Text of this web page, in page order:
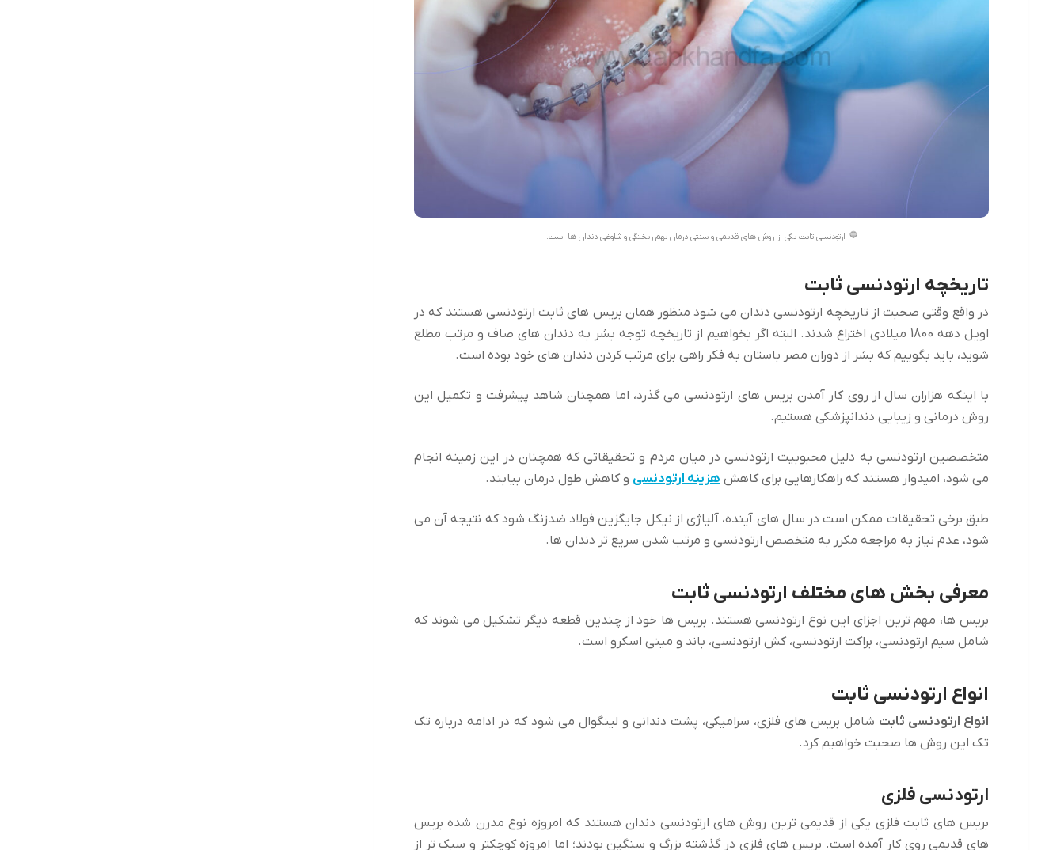
ارتودنسی ثابت یکی از روش های قدیمی و سنتی درمان بهم ریختگی و شلوغی دندان ها است.
تاریخچه ارتودنسی ثابت
در واقع وقتی صحبت از تاریخچه ارتودنسی دندان می شود منظور همان بریس های ثابت ارتودنسی هستند که در
اویل دهه 1800 میلادی اختراع شدند. البته اگر بخواهیم از تاریخچه توجه بشر به دندان های صاف و مرتب مطلع
شوید، باید بگوییم که بشر از دوران مصر باستان به فکر راهی برای مرتب کردن دندان های خود بوده است.
با اینکه هزاران سال از روی کار آمدن بریس های ارتودنسی می گذرد، اما همچنان شاهد پیشرفت و تکمیل این
روش درمانی و زیبایی دندانپزشکی هستیم.
متخصصین ارتودنسی به دلیل محبوبیت ارتودنسی در میان مردم و تحقیقاتی که همچنان در این زمینه انجام
می شود، امیدوار هستند که راهکارهایی برای کاهش هزینه ارتودنسی و کاهش طول درمان بیابند.
طبق برخی تحقیقات ممکن است در سال های آینده، آلیاژی از نیکل جایگزین فولاد ضدزنگ شود که نتیجه آن می
شود، عدم نیاز به مراجعه مکرر به متخصص ارتودنسی و مرتب شدن سریع تر دندان ها.
معرفی بخش های مختلف ارتودنسی ثابت
بریس ها، مهم ترین اجزای این نوع ارتودنسی هستند. بریس ها خود از چندین قطعه دیگر تشکیل می شوند که
شامل سیم ارتودنسی، براکت ارتودنسی، کش ارتودنسی، باند و مینی اسکرو است.
انواع ارتودنسی ثابت
انواع ارتودنسی ثابت شامل بریس های فلزی، سرامیکی، پشت دندانی و لینگوال می شود که در ادامه درباره تک
تک این روش ها صحبت خواهیم کرد.
ارتودنسی فلزی
بریس های ثابت فلزی یکی از قدیمی ترین روش های ارتودنسی دندان هستند که امروزه نوع مدرن شده بریس
های قدیمی روی کار آمده است. بریس های فلزی در گذشته بزرگ و سنگین بودند؛ اما امروزه کوچکتر و سبک تر از